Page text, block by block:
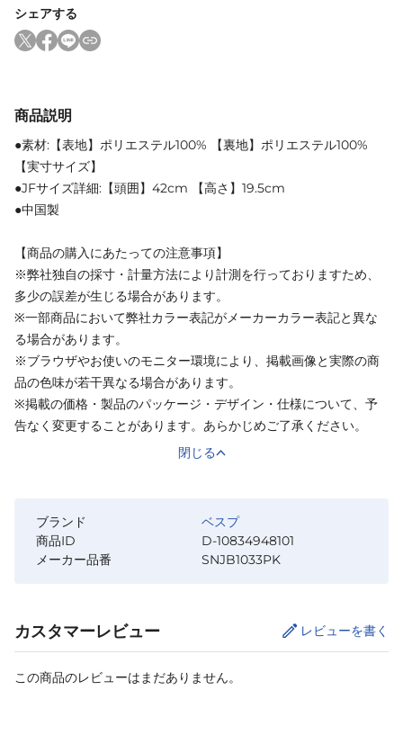
シェアする
商品説明
●素材:【表地】ポリエステル100% 【裏地】ポリエステル100%
【実寸サイズ】
●JFサイズ詳細:【頭囲】42cm 【高さ】19.5cm
●中国製
【商品の購入にあたっての注意事項】
※弊社独自の採寸・計量方法により計測を行っておりますため、
多少の誤差が生じる場合があります。
※一部商品において弊社カラー表記がメーカーカラー表記と異な
る場合があります。
※ブラウザやお使いのモニター環境により、掲載画像と実際の商
品の色味が若干異なる場合があります。
※掲載の価格・製品のパッケージ・デザイン・仕様について、予
告なく変更することがあります。あらかじめご了承ください。
閉じる
ブランド
ベスプ
商品ID
D-10834948101
メーカー品番
SNJB1033PK
カスタマーレビュー レビューを書く
この商品のレビューはまだありません。